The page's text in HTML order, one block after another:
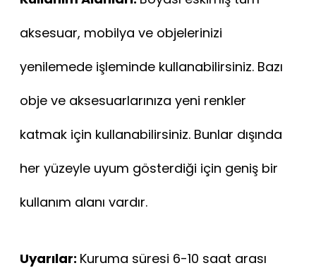
aksesuar, mobilya ve objelerinizi
yenilemede işleminde kullanabilirsiniz. Bazı
obje ve aksesuarlarınıza yeni renkler
katmak için kullanabilirsiniz. Bunlar dışında
her yüzeyle uyum gösterdiği için geniş bir
kullanım alanı vardır.
Uyarılar: Kuruma süresi 6-10 saat arası